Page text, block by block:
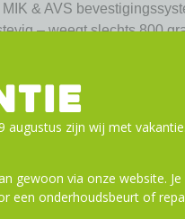
& AVS
– weegt slechts 800
30 × 25 cm
voor duurzaamheid en
van A naar B!
augustus zijn wij met
gewoon via onze website.
een onderhoudsbeurt of